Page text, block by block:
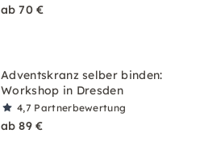
ab 70 €
Adventskranz selber binden:
Workshop in Dresden
4,7 Partnerbewertung
ab 89 €